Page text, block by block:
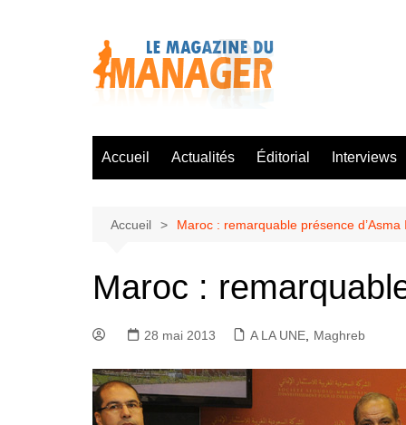
Accueil Actualités Éditorial Interviews
Accueil Maroc : remarquable présence d’Asma
Maroc :
28 mai 2013 A LA UNE Maghreb